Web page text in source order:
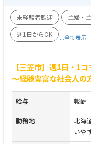
未経験者歓迎 主婦・
週1日からOK
...全て表示
【三笠市】週1日・1
～経験豊富な社会人の
給与 報酬
勤務地
北海
いや